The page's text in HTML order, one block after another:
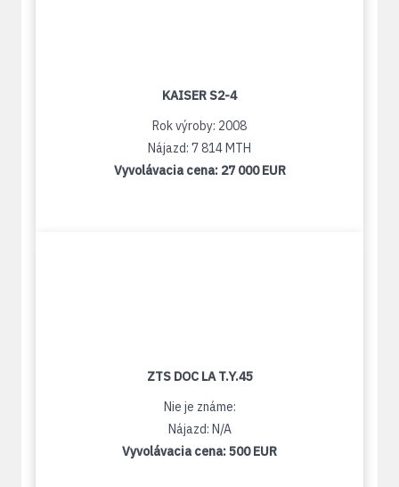
KAISER S2-4
Rok výroby: 2008
Nájazd: 7 814 MTH
Vyvolávacia cena: 27 000 EUR
ZTS DOC LA T.Y.45
Nie je známe:
Nájazd: N/A
Vyvolávacia cena:500 EUR